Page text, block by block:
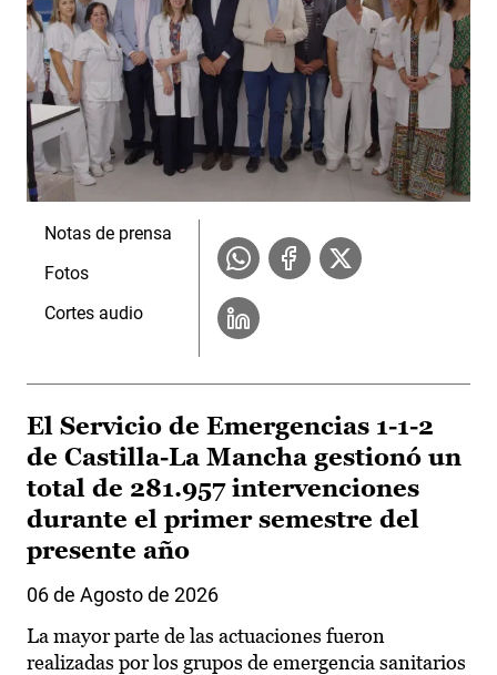
Notas de prensa
Fotos
Cortes audio
El Servicio de Emergencias 1-1-2
de Castilla-La Mancha gestionó un
total de 281.957 intervenciones
durante el primer semestre del
presente año
06 de Agosto de 2026
La mayor parte de las actuaciones fueron
realizadas por los grupos de emergencia sanitarios